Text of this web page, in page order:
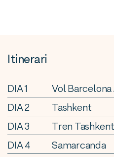
Itinerari
DIA 1
Vol
DIA 2
Tashkent
DIA 3
Tren
DIA 4
Samarcanda